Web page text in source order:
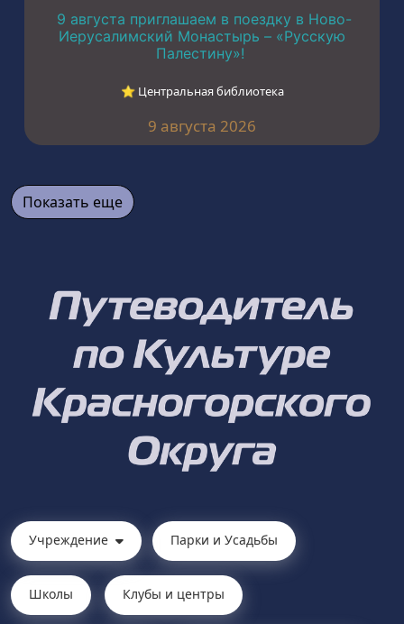
9 августа приглашаем в поездку в Ново-
Иерусалимский Монастырь – «Русскую
Палестину»!
⭐︎ Центральная библиотека
9 августа 2026
Показать еще
Учреждение Парки и Усадьбы
Школы Клубы и центры